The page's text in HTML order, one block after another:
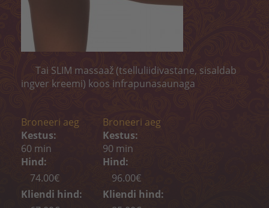
Koorimine
Kehamähis
BRONEERI AEG
KONTAKT
„MELON CARE“ (-40%)
Tai SLIM massaaž (tselluliidivastane, sisaldab
ingver kreemi) koos infrapunasaunaga
Broneeri aeg
Kestus:
60 min
Hind:
74.00€
Kliendi hind:
Broneeri aeg
Kestus:
90 min
Hind:
96.00€
Kliendi hind: